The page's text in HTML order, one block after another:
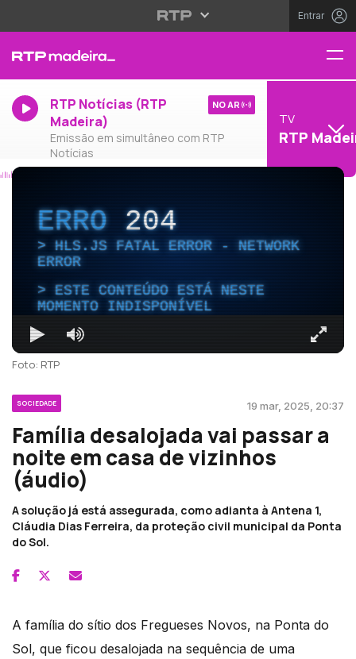
Entrar
RTP Notícias (RTP
Madeira)
Emissão em simultâneo com RTP
Notícias
NO AR
TV
RTP
ERRO204
HLS.JS FATAL ERROR - NETWORK
ERROR
ESTE CONTEÚDO ESTÁ NESTE
MOMENTO INDISPONÍVEL
Foto: RTP
SOCIEDADE 19 mar, 2025, 20:37
Família desalojada vai passar a
noite em casa de vizinhos
(áudio)
A solução já está assegurada, como adianta à Antena 1,
Cláudia Dias Ferreira, da proteção civil municipal da Ponta
do Sol.
A família do sítio dos Fregueses Novos, na Ponta do
Sol, que ficou desalojada na sequência de uma